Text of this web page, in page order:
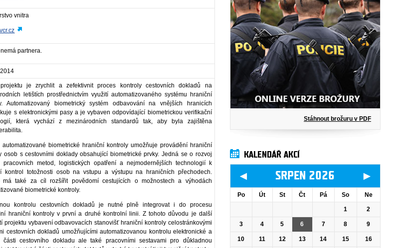
vnitra
partnera.
je zrychlit a zefektivnit proces kontroly cestovních dokladů na
letištích prostřednictvím využití automatizovaného systému hraniční
Automatizovaný biometrický systém odbavování na vnějších hranicích
s elektronickými pasy a je vybaven odpovídající biometrickou verifikační
která vychází z mezinárodních standardů tak, aby byla zajištěna
automatizované biometrické hraniční kontroly umožňuje provádění hraniční
osob s cestovními doklady obsahující biometrické prvky. Jedná se o rozvoj
pracovních metod, logistických opatření a nejmodernějších technologií k
kontrol totožnosti osob na vstupu a výstupu na hraničních přechodech.
má také za cíl rozšířit povědomí cestujících o možnostech a výhodách
biometrické kontroly.
kontrolu cestovních dokladů je nutné plně integrovat i do procesu
hraniční kontroly v první a druhé kontrolní linii. Z tohoto důvodu je další
projektu vybavení odbavovacích stanovišť hraniční kontroly celostránkovými
cestovních dokladů umožňujícími automatizovanou kontrolu elektronické a
části cestovního dokladu ale také pracovními sestavami pro důkladnou
Stáhnout brožuru v PDF
KALENDÁŘ AKCÍ
◄ SRPEN 2026 ►
Po Út St Čt Pá So Ne
1 2
3 4 5 6 7 8 9
10 11 12 13 14 15 16